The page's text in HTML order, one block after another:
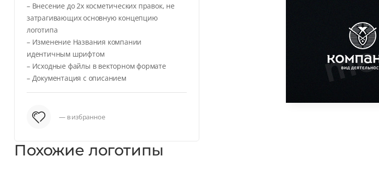
– Внесение до 2х косметических правок, не
затрагивающих основную концепцию
логотипа
– Изменение Названия компании
идентичным шрифтом
– Исходные файлы в векторном формате
– Документация с описанием
— в избранное
Похожие логотипы